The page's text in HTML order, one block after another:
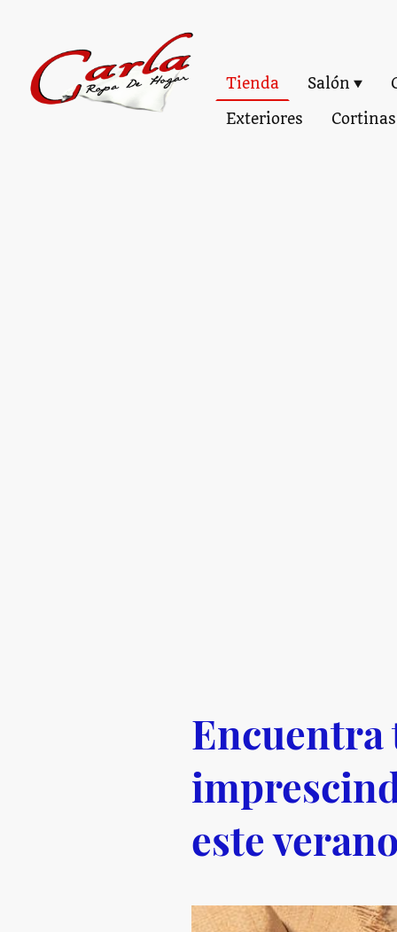
Tienda Salón
Exteriores
Cortinas
Encuentra
este